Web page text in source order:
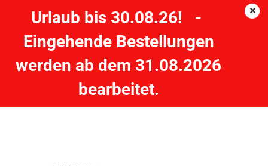
Urlaub bis 30.08.26! -
Eingehende Bestellungen
werden ab dem 31.08.2026
bearbeitet.
SHIRASU Soft Lures - Akiri Worm - Saburo - 7 cm